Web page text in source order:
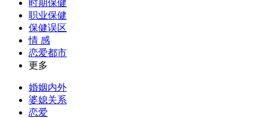
时期保健
职业保健
保健误区
情 感
恋爱都市
更多
婚姻内外
婆媳关系
恋爱